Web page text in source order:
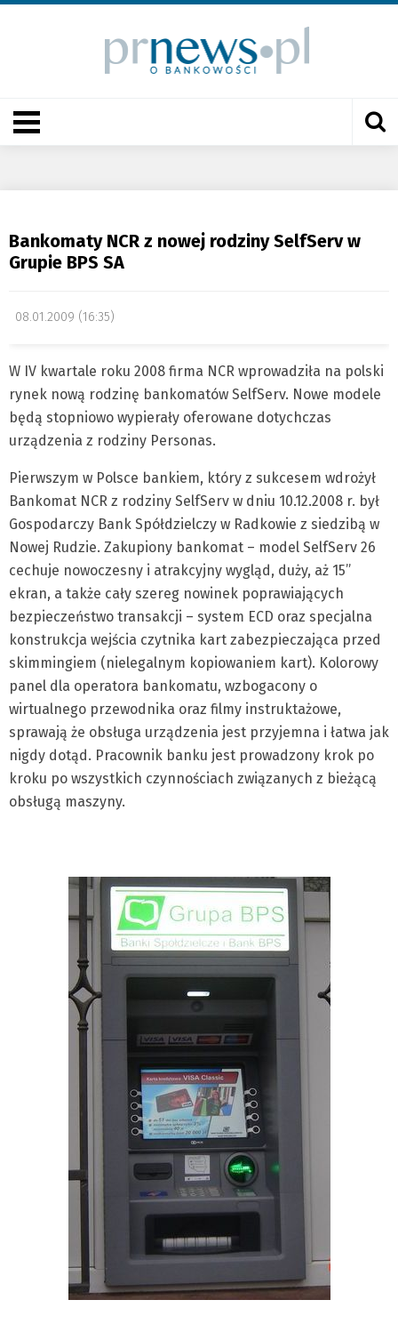
Bankomaty NCR z nowej rodziny SelfServ w
Grupie BPS SA
08.01.2009 (16:35)
W IV kwartale roku 2008 firma NCR wprowadziła na polski
rynek nową rodzinę bankomatów SelfServ. Nowe modele
będą stopniowo wypierały oferowane dotychczas
urządzenia z rodziny Personas.
Pierwszym w Polsce bankiem, który z sukcesem wdrożył
Bankomat NCR z rodziny SelfServ w dniu 10.12.2008 r. był
Gospodarczy Bank Spółdzielczy w Radkowie z siedzibą w
Nowej Rudzie. Zakupiony bankomat – model SelfServ 26
cechuje nowoczesny i atrakcyjny wygląd, duży, aż 15”
ekran, a także cały szereg nowinek poprawiających
bezpieczeństwo transakcji – system ECD oraz specjalna
konstrukcja wejścia czytnika kart zabezpieczająca przed
skimmingiem (nielegalnym kopiowaniem kart). Kolorowy
panel dla operatora bankomatu, wzbogacony o
wirtualnego przewodnika oraz filmy instruktażowe,
sprawają że obsługa urządzenia jest przyjemna i łatwa jak
nigdy dotąd. Pracownik banku jest prowadzony krok po
kroku po wszystkich czynnościach związanych z bieżącą
obsługą maszyny.